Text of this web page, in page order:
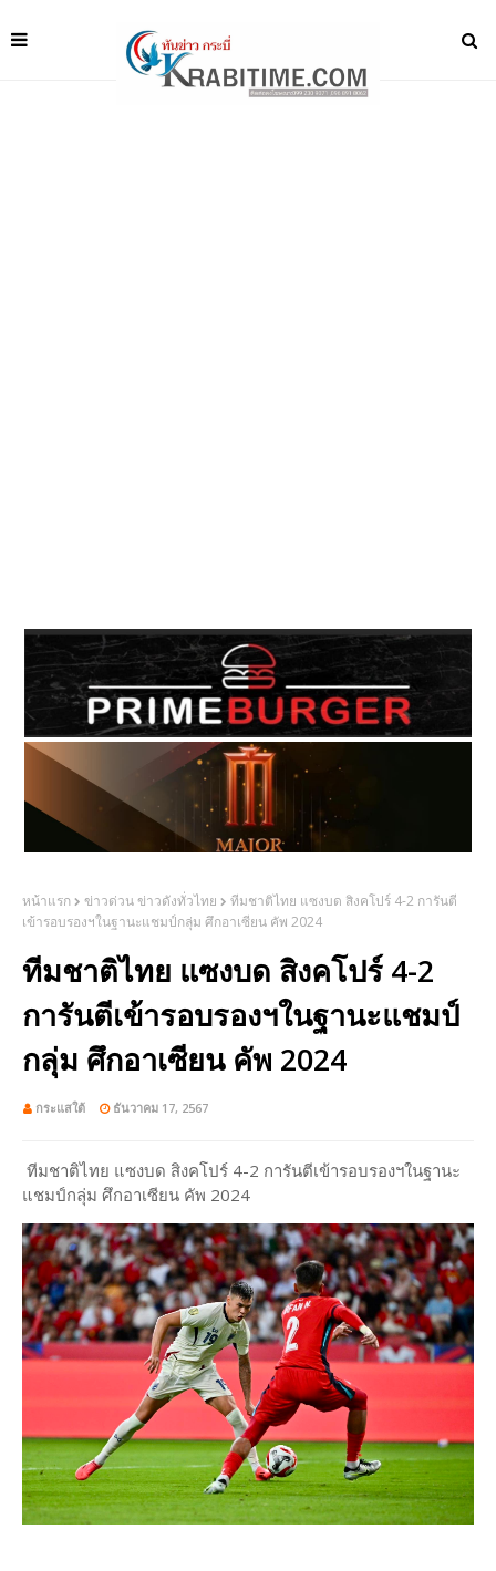
หน้าแรก ข่าวด่วน ข่าวดังทั่วไทย
ทีมชาติไทย แซงบด สิงคโปร์ 4-2 การันตี
เข้ารอบรองฯในฐานะแชมป์กลุ่ม ศึกอาเซียน คัพ 2024
ทีมชาติไทย แซงบด สิงคโปร์ 4-2
การันตีเข้ารอบรองฯในฐานะแชมป์
กลุ่ม ศึกอาเซียน คัพ 2024
กระแสใต้ ธันวาคม 17, 2567
ทีมชาติไทย แซงบด สิงคโปร์ 4-2 การันตีเข้ารอบรองฯในฐานะ
แชมป์กลุ่ม ศึกอาเซียน คัพ 2024